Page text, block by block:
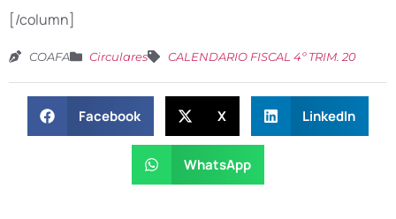
[/column]
COAFA Circulares CALENDARIO FISCAL 4º TRIM. 20
Facebook X LinkedIn
WhatsApp